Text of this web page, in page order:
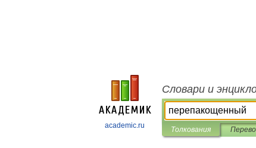
academic.ru
Словари и
Толкования